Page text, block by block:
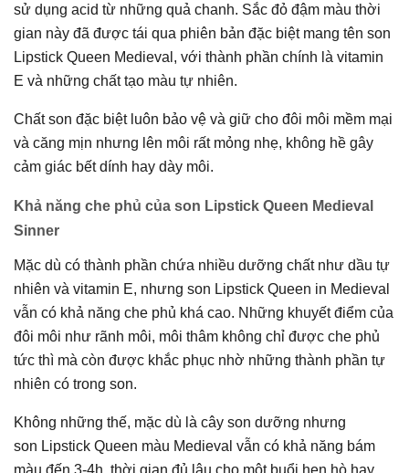
sử dụng acid từ những quả chanh. Sắc đỏ đậm màu thời
gian này đã được tái qua phiên bản đặc biệt mang tên son
Lipstick Queen Medieval, với thành phần chính là vitamin
E và những chất tạo màu tự nhiên.
Chất son đặc biệt luôn bảo vệ và giữ cho đôi môi mềm mại
và căng mịn nhưng lên môi rất mỏng nhẹ, không hề gây
cảm giác bết dính hay dày môi.
Khả năng che phủ của son Lipstick Queen Medieval
Sinner
Mặc dù có thành phần chứa nhiều dưỡng chất như dầu tự
nhiên và vitamin E, nhưng son Lipstick Queen in Medieval
vẫn có khả năng che phủ khá cao. Những khuyết điểm của
đôi môi như rãnh môi, môi thâm không chỉ được che phủ
tức thì mà còn được khắc phục nhờ những thành phần tự
nhiên có trong son.
Không những thế, mặc dù là cây son dưỡng nhưng
son Lipstick Queen màu Medieval vẫn có khả năng bám
màu đến 3-4h, thời gian đủ lâu cho một buổi hẹn hò hay